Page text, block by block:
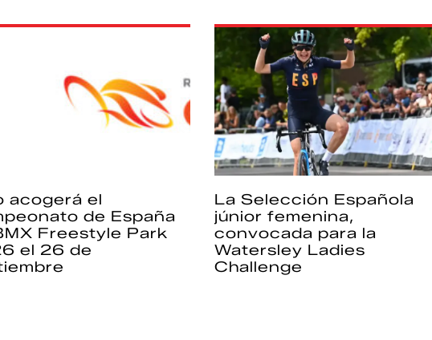
acogerá el
de España
Freestyle Park
el 26 de
La Selección Española
júnior femenina,
convocada para la
Watersley Ladies
Challenge